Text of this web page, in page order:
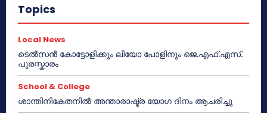
Topics
Local News
ടെൽസൻ കോട്ടോളിക്കും ലിയോ പോളിനും ജെ.എഫ്.എസ്.
പുരസ്കാരം
School & College
ശാന്തിനികേതനിൽ അന്താരാഷ്ട്ര യോഗ ദിനം ആചരിച്ചു